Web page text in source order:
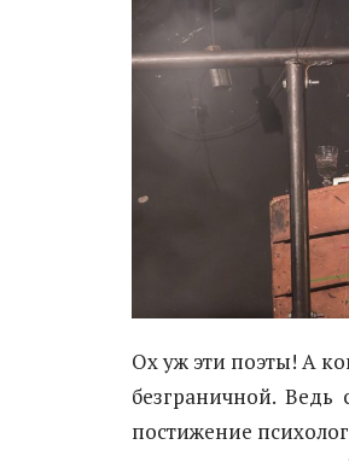
Ох уж эти поэты! А
безграничной. Ведь
постижение